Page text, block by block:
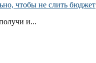
чтобы не слить бюджет
и...